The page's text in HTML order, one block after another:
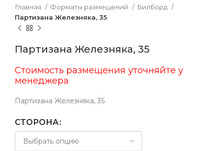
Главная Форматы размещений
Билборд
Партизана Железняка, 35
Партизана Железняка, 35
Стоимость размещения уточняйте у
менеджера
Партизана Железняка, 35
СТОРОНА